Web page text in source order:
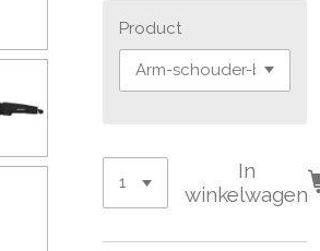
Product
In
winkelwagen